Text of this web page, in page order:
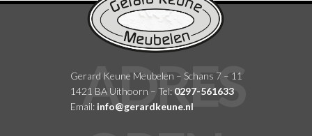
Gerard Keune Meubelen – Schans 7 – 11
1421 BA Uithoorn – Tel: 0297-561633
Email: info@gerardkeune.nl